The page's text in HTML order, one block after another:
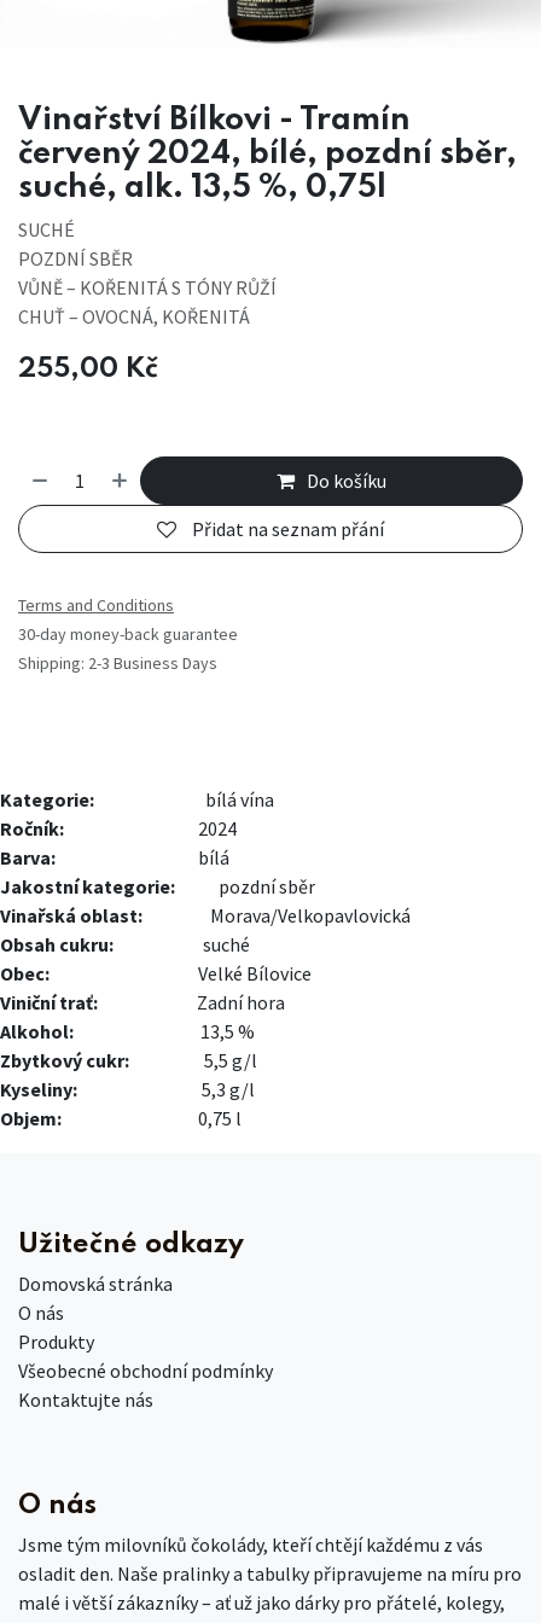
Vinařství Bílkovi - Tramín
červený 2024, bílé, pozdní sběr,
suché, alk. 13,5 %, 0,75l
SUCHÉ
POZDNÍ SBĚR
VŮNĚ – KOŘENITÁ S TÓNY RŮŽÍ
CHUŤ – OVOCNÁ, KOŘENITÁ
255,00 Kč
Do košíku
Přidat na seznam přání
Terms and Conditions
30-day money-back guarantee
Shipping: 2-3 Business Days
Kategorie:
bílá vína
Ročník:
2024
Barva:
​bílá
Jakostní kategorie:
pozdní sběr
Vinařská oblast:
Morava/Velkopavlovická
Obsah cukru:
suché
Obec:
Velké Bílovice
Viniční trať:
Zadní hora
Alkohol:
13,5 %
Zbytkový cukr:
5,5 g/l
Kyseliny:
5,3 g/l​
Objem:
0,75 l
Užitečné odkazy
Domovská stránka
O nás
Produkty
Všeobecné obchodní podmínky
Kontaktujte nás
O nás
Jsme tým milovníků čokolády, kteří chtějí každému z vás
osladit den. Naše pralinky a tabulky připravujeme na míru pro
malé i větší zákazníky – ať už jako dárky pro přátelé, kolegy,